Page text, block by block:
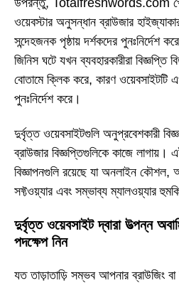
ওয়েবস্টার অনুসন্ধান ব্রাউজার
সন্দেহজনক পৃষ্ঠায় দর্শকদের পুনঃনির্দেশ
জিনিস ঘটে যখন ব্যবহারকারীরা
বোতামে ক্লিক করে, কারণ ওয়েবসাইটটি
পুনঃনির্দেশ করে।
দুর্বৃত্ত ওয়েবসাইটগুলি অনুপ্রবেশকারী
ব্রাউজার বিজ্ঞপ্তিগুলিকে কাজে লাগায়।
বিজ্ঞাপনগুলি রয়েছে যা অনলাইন কৌশল,
সফ্টওয়্যার এবং সম্ভাব্য ম্যালওয়্যার
দুর্বৃত্ত ওয়েবসাইট দ্বারা উত্পন্ন
পদক্ষেপ নিন
যত তাড়াতাড়ি সম্ভব আপনার ব্রাউজিং